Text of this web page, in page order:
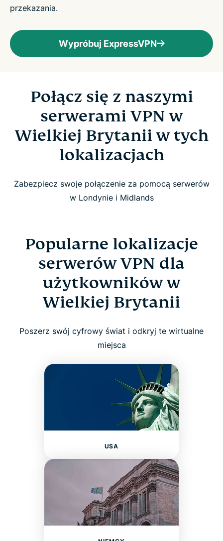
przekazania.
Wypróbuj ExpressVPN
Połącz się z naszymi
serwerami VPN w
Wielkiej Brytanii w tych
lokalizacjach
Zabezpiecz swoje połączenie za pomocą serwerów
w Londynie i Midlands
Popularne lokalizacje
serwerów VPN dla
użytkowników w
Wielkiej Brytanii
Poszerz swój cyfrowy świat i odkryj te wirtualne
miejsca
USA